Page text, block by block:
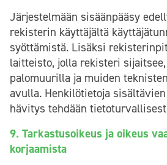
Järjestelmään sisäänpääsy
rekisterin käyttäjältä
syöttämistä. Lisäksi
laitteisto, jolla rekisteri
palomuurilla ja muiden
avulla. Henkilötietoja
hävitys tehdään
9. Tarkastusoikeus ja oikeus
korjaamista